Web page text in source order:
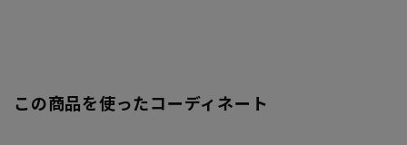
この商品を使ったコーディネート